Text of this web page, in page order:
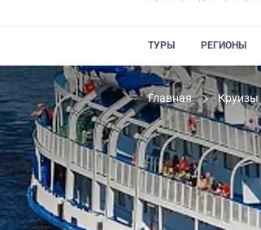
ТУРЫ РЕГИОНЫ
Главная Круизы